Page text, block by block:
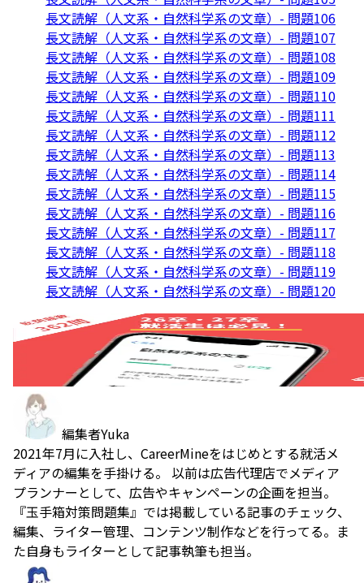
長文読解（人文系・自然科学系の文章）- 問題106
長文読解（人文系・自然科学系の文章）- 問題107
長文読解（人文系・自然科学系の文章）- 問題108
長文読解（人文系・自然科学系の文章）- 問題109
長文読解（人文系・自然科学系の文章）- 問題110
長文読解（人文系・自然科学系の文章）- 問題111
長文読解（人文系・自然科学系の文章）- 問題112
長文読解（人文系・自然科学系の文章）- 問題113
長文読解（人文系・自然科学系の文章）- 問題114
長文読解（人文系・自然科学系の文章）- 問題115
長文読解（人文系・自然科学系の文章）- 問題116
長文読解（人文系・自然科学系の文章）- 問題117
長文読解（人文系・自然科学系の文章）- 問題118
長文読解（人文系・自然科学系の文章）- 問題119
長文読解（人文系・自然科学系の文章）- 問題120
編集者Yuka
2021年7月に入社し、CareerMineをはじめとする就活メ
ディアの編集を手掛ける。 以前は広告代理店でメディア
プランナーとして、広告やキャンペーンの企画を担当。
『玉手箱対策問題集』では掲載している記事のチェック、
編集、ライター管理、コンテンツ制作などを行ってる。ま
た自身もライターとして記事執筆も担当。